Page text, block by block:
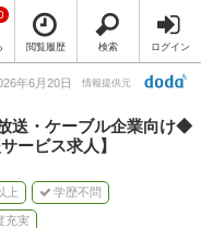
閲覧履歴 検索 ログイン
年6月20日 情報提供元
送・ケーブル企業向け◆
ービス求人】
上 学歴不問
充実